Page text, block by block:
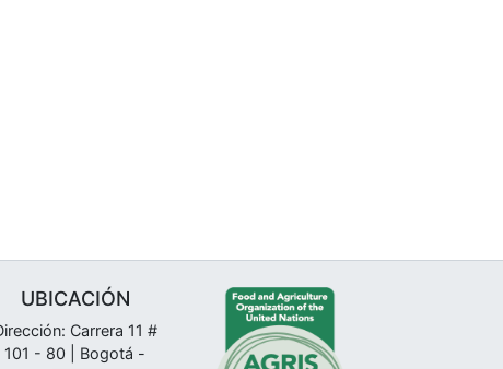
UBICACIÓN
Carrera 11 #
101 - 80 | Bogotá -